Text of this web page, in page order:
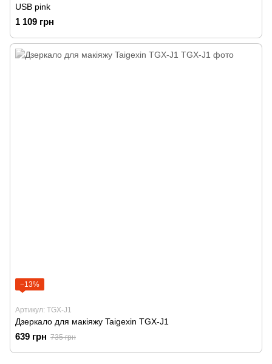
USB pink
1 109 грн
−13%
Артикул: TGX-J1
Дзеркало для макіяжу Taigexin TGX-J1
639 грн 735 грн